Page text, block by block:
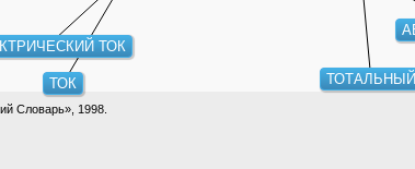
ТОК
ТОК ТОТАЛЬНЫЙ
Словарь», 1998.